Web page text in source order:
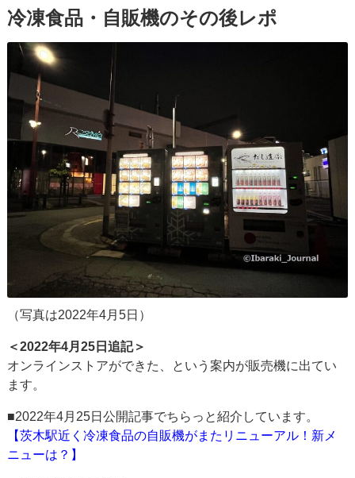
冷凍食品・自販機のその後レポ
（写真は2022年4月5日）
＜2022年4月25日追記＞
オンラインストアができた、という案内が販売機に出てい
ます。
■2022年4月25日公開記事でちらっと紹介しています。
【茨木駅近く冷凍食品の自販機がまたリニューアル！新メ
ニューは？】